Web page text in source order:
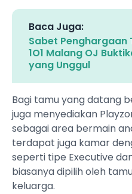
Baca Juga:
Sabet Penghargaan
1O1 Malang OJ
yang Unggul
Bagi tamu yang datang
juga menyediakan
sebagai area bermain
terdapat juga kamar
seperti tipe Executive
biasanya dipilih oleh
keluarga.